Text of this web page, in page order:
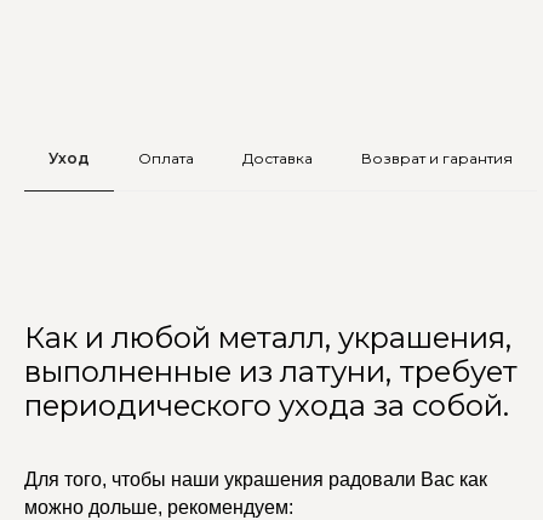
Уход Оплата Доставка Возврат и гарантия
Как и любой металл, украшения,
выполненные из латуни, требует
периодического ухода за собой.
Для того, чтобы наши украшения радовали Вас как
можно дольше, рекомендуем: